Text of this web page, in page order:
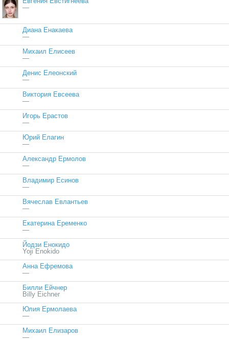
—
Диана Енакаева
—
Михаил Елисеев
—
Денис Елеонский
—
Виктория Евсеева
—
Игорь Ерастов
—
Юрий Елагин
—
Александр Ермолов
—
Владимир Есинов
—
Вячеслав Евлантьев
—
Екатерина Еременко
—
Йодзи Енокидо
Yoji Enokido
Анна Ефремова
—
Билли Ейчнер
Billy Eichner
Юлия Ермолаева
—
Михаил Елизаров
—